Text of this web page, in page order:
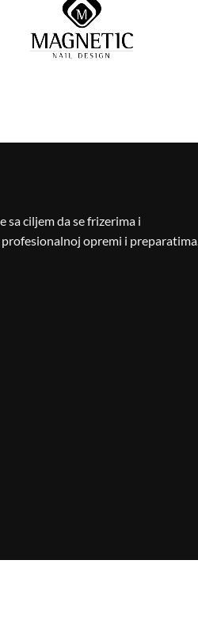
sa ciljem da se frizerima i
opremi i preparatima.